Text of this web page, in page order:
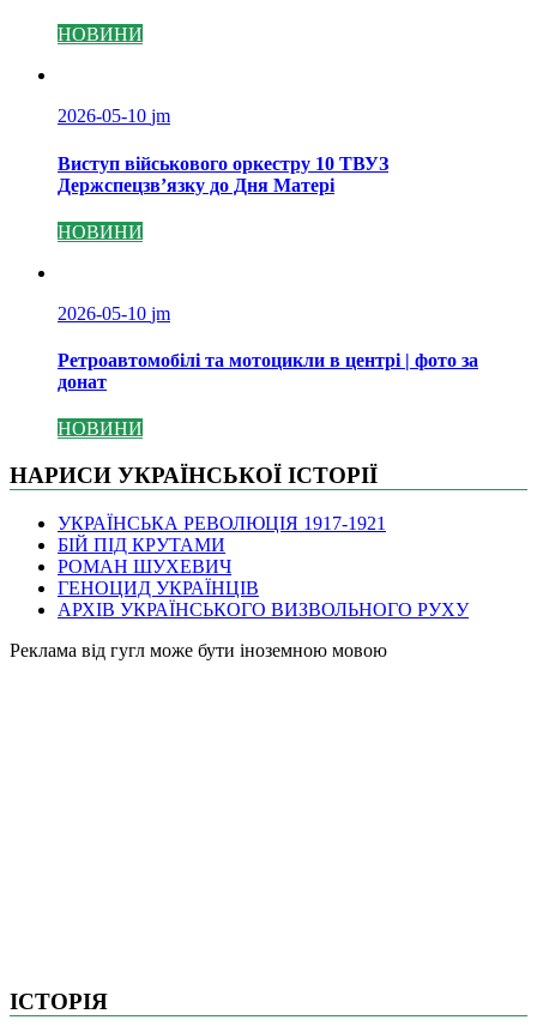
НОВИНИ
2026-05-10 jm
Виступ військового оркестру 10 ТВУЗ
Держспецзв’язку до Дня Матері
НОВИНИ
2026-05-10 jm
Ретроавтомобілі та мотоцикли в центрі | фото за
донат
НОВИНИ
НАРИСИ УКРАЇНСЬКОЇ ІСТОРІЇ
УКРАЇНСЬКА РЕВОЛЮЦІЯ 1917-1921
БІЙ ПІД КРУТАМИ
РОМАН ШУХЕВИЧ
ГЕНОЦИД УКРАЇНЦІВ
АРХІВ УКРАЇНСЬКОГО ВИЗВОЛЬНОГО РУХУ
Pеклама від гугл може бути іноземною мовою
ІСТОРІЯ